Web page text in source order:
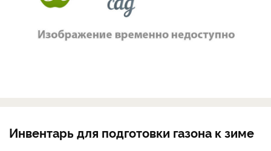
Инвентарь для подготовки газона к зиме